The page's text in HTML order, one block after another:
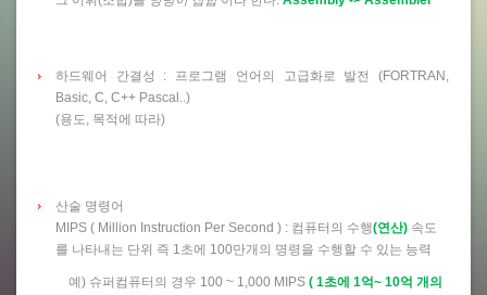
하드웨어 간결성 : 프로그램 언어의 고급화로 발전 (FORTRAN,
Basic, C, C++ Pascal..)
(용도, 목적에 따라)
산술 명령어
MIPS ( Million Instruction Per Second ) : 컴퓨터의 수행(연산) 속도
를 나타내는 단위 즉 1초에 100만개의 명령을 수행할 수 있는 능력
예) 슈퍼컴퓨터의 경우 100 ~ 1,000 MIPS ( 1초에 1억~ 10억 개의